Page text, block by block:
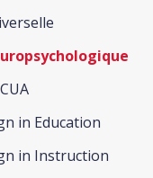
in Education
in Instruction